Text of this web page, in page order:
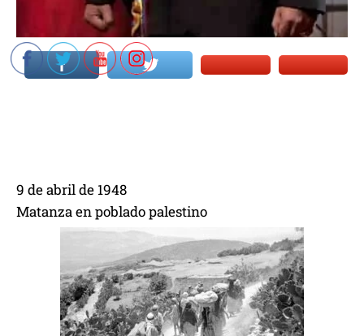
9 de abril de 1948
Matanza en poblado palestino